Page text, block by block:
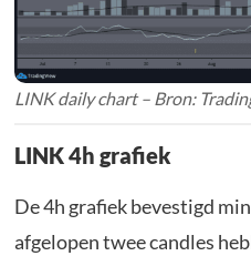
LINK daily chart – Bron:
LINK 4h grafiek
De 4h grafiek bevestigd
afgelopen twee candles